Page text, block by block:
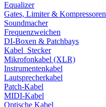
Equalizer
Gates, Limiter & Kompressoren
Soundmacher
Frequenzweichen
DI-Boxen & Patchbays
Kabel_Stecker
Mikrofonkabel (XLR)
Instrumentenkabel
Lautsprecherkabel
Patch-Kabel
MIDI-Kabel
Optische Kabel